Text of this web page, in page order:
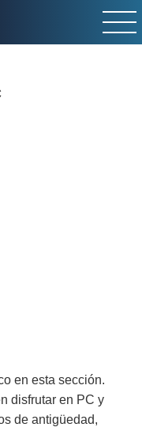
en esta sección.
disfrutar en PC y
de antigüedad,